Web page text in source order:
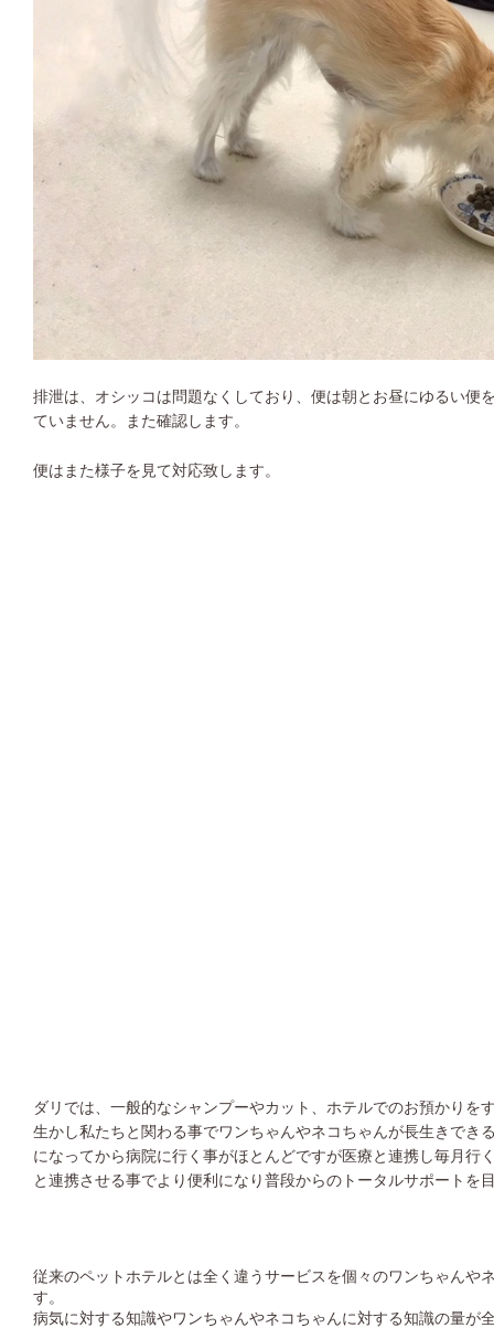
排泄は、オシッコは問題なくしており、便は朝とお昼にゆるい便
ていません。また確認します。
便はまた様子を見て対応致します。
ダリでは、一般的なシャンプーやカット、ホテルでのお預かりを
生かし私たちと関わる事でワンちゃんやネコちゃんが長生きで
になってから病院に行く事がほとんどですが医療と連携し毎月行
と連携させる事でより便利になり普段からのトータルサポートを
従来のペットホテルとは全く違うサービスを個々のワンちゃんや
す。
病気に対する知識やワンちゃんやネコちゃんに対する知識の量が